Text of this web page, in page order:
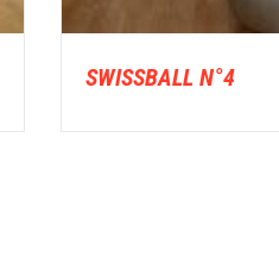
SWISSBALL N°4